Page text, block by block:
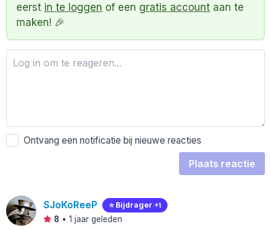
eerst in te loggen of een gratis account aan te
maken! 🎉
Ontvang een notificatie bij nieuwe reacties
Plaats reactie
SJoKoReeP ⭐️ Bijdrager +1
8 • 1 jaar geleden